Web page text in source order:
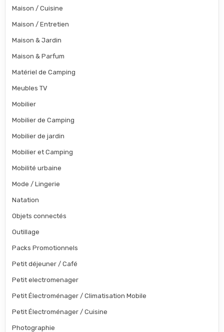
Maison / Cuisine
Maison / Entretien
Maison & Jardin
Maison & Parfum
Matériel de Camping
Meubles TV
Mobilier
Mobilier de Camping
Mobilier de jardin
Mobilier et Camping
Mobilité urbaine
Mode / Lingerie
Natation
Objets connectés
Outillage
Packs Promotionnels
Petit déjeuner / Café
Petit electromenager
Petit Électroménager / Climatisation Mobile
Petit Électroménager / Cuisine
Photographie